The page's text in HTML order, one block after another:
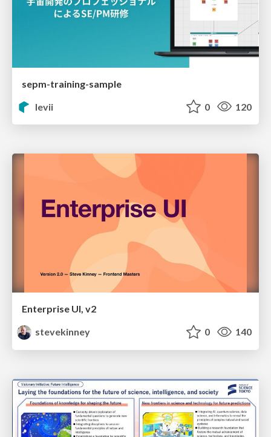
sepm-training-sample
levii
0 120
Enterprise UI, v2
stevekinney
0 140